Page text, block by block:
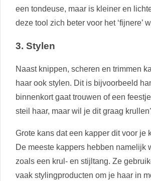
een tondeuse, maar is kleiner en
deze tool zich beter voor het ‘fijnere’
3. Stylen
Naast knippen, scheren en trimmen
haar ook stylen. Dit is bijvoorbeeld
binnenkort gaat trouwen of een
steil haar, maar wil je dit graag
Grote kans dat een kapper dit voor je
De meeste kappers hebben namelijk
zoals een krul- en stijltang. Ze
vaak stylingproducten om je haar in